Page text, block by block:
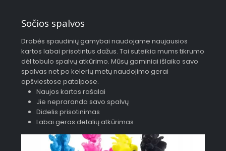
Sočios spalvos
Drobės spaudinių gamybai naudojame naujausios
kartos labai prisotintus dažus. Tai suteikia mums tikrumo
dėl tobulo spalvų atkūrimo. Mūsų gaminiai išlaiko savo
spalvas net po kelerių metų naudojimo gerai
apšviestose patalpose.
Naujos kartos rašalai
Jie nepraranda savo spalvų
Didelis prisotinimas
Labai geras detalių atkūrimas